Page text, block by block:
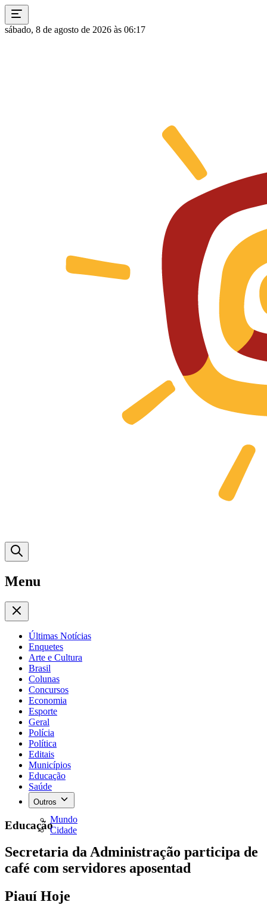
sábado, 8 de agosto de 2026 às 06:17
Menu
Últimas Notícias
Enquetes
Arte e Cultura
Brasil
Colunas
Concursos
Economia
Esporte
Geral
Polícia
Política
Editais
Municípios
Educação
Saúde
Outros
Mundo
Cidade
Educação
Secretaria da Administração participa de
café com servidores aposentad
Piauí Hoje